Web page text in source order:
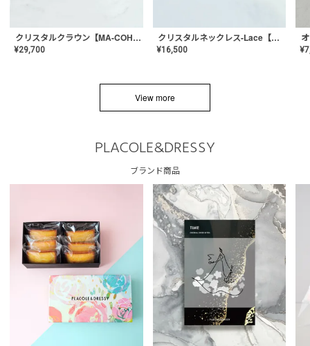
クリスタルクラウン【MA-COHD-01】韓国風クラウン/ウェディングクラウン/ティアラ
¥29,700
クリスタルネックレス-Lace【MA-CONL-02】
¥16,500 ¥
View more
PLACOLE&DRESSY
ブランド商品